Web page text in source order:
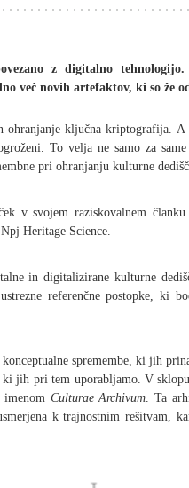
z digitalno
več novih artefaktov, ki so že
ključna kriptografija. A
To velja ne samo za
pri ohranjanju kulturne
v svojem raziskovalnem
Heritage Science.
in digitalizirane kulturne
referenčne postopke, ki
spremembe, ki jih
jih pri tem uporabljamo. V
imenom Culturae Archivum. Ta
k trajnostnim rešitvam,